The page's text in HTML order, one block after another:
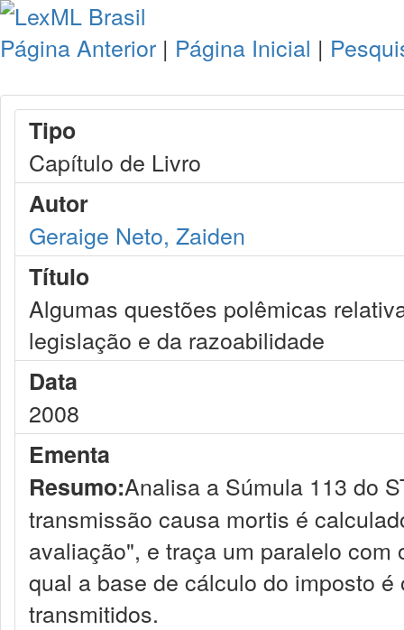
Página Anterior | Página Inicial |
Tipo
Capítulo de Livro
Autor
Geraige Neto, Zaiden
Título
Algumas questões polêmicas
legislação e da razoabilidade
Data
2008
Ementa
Resumo:Analisa a Súmula 113 do
transmissão causa mortis é
avaliação", e traça um paralelo
qual a base de cálculo do imposto
transmitidos.